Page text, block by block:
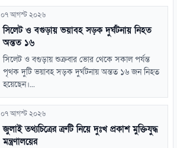
০৭ আগস্ট ২০২৬
সিলেট ও বগুড়ায় ভয়াবহ সড়ক দুর্ঘটনায় নিহত
অন্তত ১৬
সিলেট ও বগুড়ায় শুক্রবার ভোর থেকে সকাল পর্যন্ত
পৃথক দুটি ভয়াবহ সড়ক দুর্ঘটনায় অন্তত ১৬ জন নিহত
হয়েছেন।...
০৭ আগস্ট ২০২৬
জুলাই তথ্যচিত্রের ত্রুটি নিয়ে দুঃখ প্রকাশ মুক্তিযুদ্ধ
মন্ত্রণালয়ের